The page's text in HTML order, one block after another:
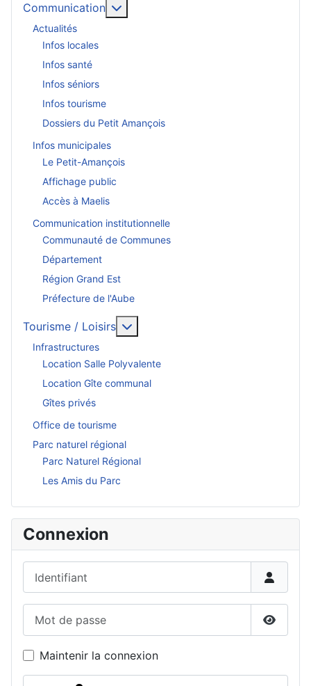
Communication
Actualités
Infos locales
Infos santé
Infos séniors
Infos tourisme
Dossiers du Petit Amançois
Infos municipales
Le Petit-Amançois
Affichage public
Accès à Maelis
Communication institutionnelle
Communauté de Communes
Département
Région Grand Est
Préfecture de l'Aube
Tourisme / Loisirs
Infrastructures
Location Salle Polyvalente
Location Gîte communal
Gîtes privés
Office de tourisme
Parc naturel régional
Parc Naturel Régional
Les Amis du Parc
Connexion
Maintenir la connexion